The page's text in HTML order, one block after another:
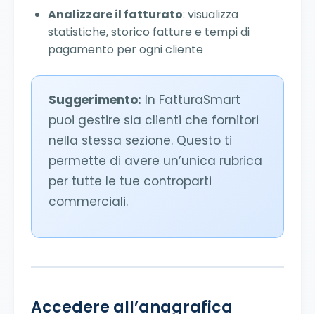
Analizzare il fatturato: visualizza
statistiche, storico fatture e tempi di
pagamento per ogni cliente
Suggerimento: In FatturaSmart
puoi gestire sia clienti che fornitori
nella stessa sezione. Questo ti
permette di avere un’unica rubrica
per tutte le tue controparti
commerciali.
Accedere all’anagrafica